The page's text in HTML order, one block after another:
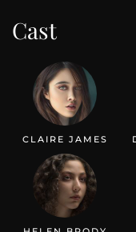
Cast
CLAIRE JAMES